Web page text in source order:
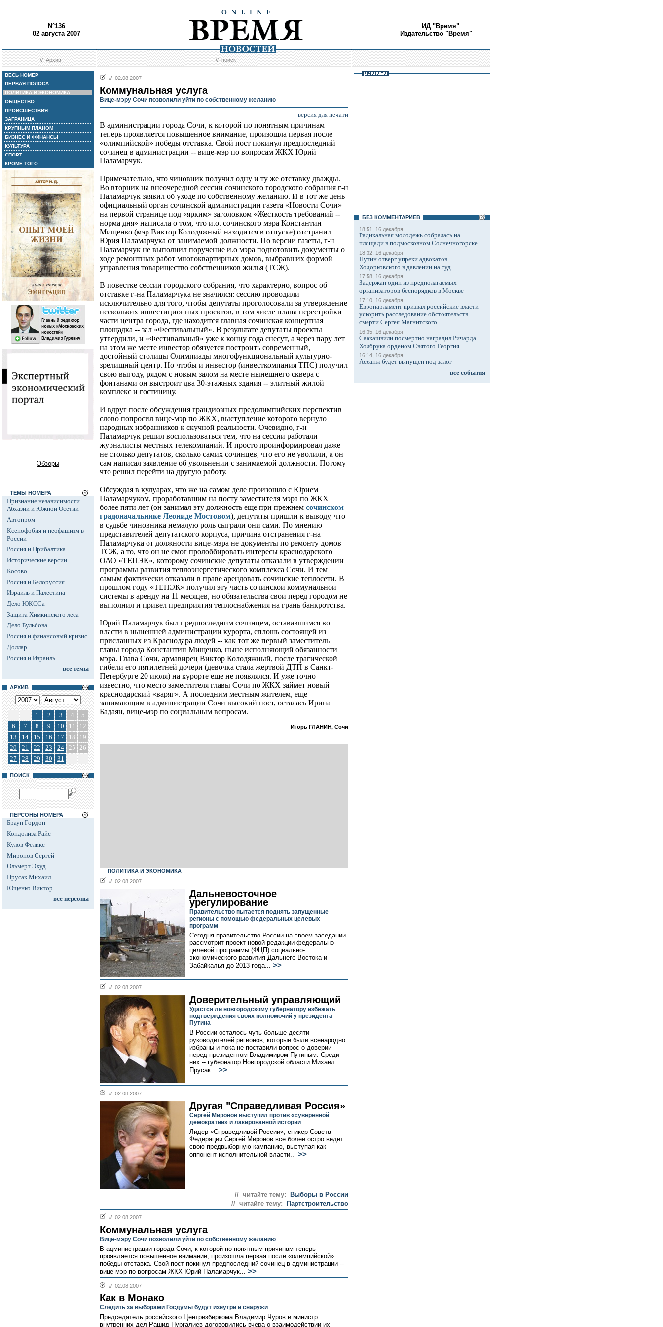
N°136
02 августа 2007
ИД "Время"
Издательство "Время"
//Архив //поиск
ВЕСЬ НОМЕР
ПЕРВАЯ ПОЛОСА
ПОЛИТИКА И ЭКОНОМИКА
ОБЩЕСТВО
ПРОИСШЕСТВИЯ
ЗАГРАНИЦА
КРУПНЫМ ПЛАНОМ
БИЗНЕС И ФИНАНСЫ
КУЛЬТУРА
СПОРТ
КРОМЕ ТОГО
Обзоры
ТЕМЫ НОМЕРА
Признание независимости
Абхазии и Южной Осетии
Автопром
Ксенофобия и неофашизм в
России
Россия и Прибалтика
Исторические версии
Косово
Россия и Белоруссия
Израиль и Палестина
Дело ЮКОСа
Защита Химкинского леса
Дело Бульбова
Россия и финансовый кризис
Доллар
Россия и Израиль
все темы
АРХИВ
1 2 3 4
5
6
7 8 9 10 11
12
13
14 15 16 17 18
19
20
21 22 23 24 25 26
27
28 29 30 31
ПОИСК
ПЕРСОНЫ НОМЕРА
Браун Гордон
Кондолиза Райс
Кулов Феликс
Миронов Сергей
Ольмерт Эхуд
Прусак Михаил
Ющенко Виктор
все персоны
// 02.08.2007
Коммунальная услуга
Вице-мэру Сочи позволили уйти по собственному желанию
версия для печати
В администрации города Сочи, к которой по понятным причинам
теперь проявляется повышенное внимание, произошла первая после
«олимпийской» победы отставка. Свой пост покинул предпоследний
сочинец в администрации -- вице-мэр по вопросам ЖКХ Юрий
Паламарчук.
Примечательно, что чиновник получил одну и ту же отставку дважды.
Во вторник на внеочередной сессии сочинского городского собрания г-н
Паламарчук заявил об уходе по собственному желанию. И в тот же день
официальный орган сочинской администрации газета «Новости Сочи»
на первой странице под «ярким» заголовком «Жесткость требований --
норма дня» написала о том, что и.о. сочинского мэра Константин
Мищенко (мэр Виктор Колодяжный находится в отпуске) отстранил
Юрия Паламарчука от занимаемой должности. По версии газеты, г-н
Паламарчук не выполнил поручение и.о мэра подготовить документы о
ходе ремонтных работ многоквартирных домов, выбравших формой
управления товарищество собственников жилья (ТСЖ).
В повестке сессии городского собрания, что характерно, вопрос об
отставке г-на Паламарчука не значился: сессию проводили
исключительно для того, чтобы депутаты проголосовали за утверждение
нескольких инвестиционных проектов, в том числе плана перестройки
части центра города, где находится главная сочинская концертная
площадка -- зал «Фестивальный». В результате депутаты проекты
утвердили, и «Фестивальный» уже к концу года снесут, а через пару лет
на этом же месте инвестор обязуется построить современный,
достойный столицы Олимпиады многофункциональный культурно-
зрелищный центр. Но чтобы и инвестор (инвесткомпания ТПС) получил
свою выгоду, рядом с новым залом на месте нынешнего сквера с
фонтанами он выстроит два 30-этажных здания -- элитный жилой
комплекс и гостиницу.
И вдруг после обсуждения грандиозных предолимпийских перспектив
слово попросил вице-мэр по ЖКХ, выступление которого вернуло
народных избранников к скучной реальности. Очевидно, г-н
Паламарчук решил воспользоваться тем, что на сессии работали
журналисты местных телекомпаний. И просто проинформировал даже
не столько депутатов, сколько самих сочинцев, что его не уволили, а он
сам написал заявление об увольнении с занимаемой должности. Потому
что решил перейти на другую работу.
Обсуждая в кулуарах, что же на самом деле произошло с Юрием
Паламарчуком, проработавшим на посту заместителя мэра по ЖКХ
более пяти лет (он занимал эту должность еще при прежнем сочинском
градоначальнике Леониде Мостовом), депутаты пришли к выводу, что
в судьбе чиновника немалую роль сыграли они сами. По мнению
представителей депутатского корпуса, причина отстранения г-на
Паламарчука от должности вице-мэра не документы по ремонту домов
ТСЖ, а то, что он не смог пролоббировать интересы краснодарского
ОАО «ТЕПЭК», которому сочинские депутаты отказали в утверждении
программы развития теплоэнергетического комплекса Сочи. И тем
самым фактически отказали в праве арендовать сочинские теплосети. В
прошлом году «ТЕПЭК» получил эту часть сочинской коммунальной
системы в аренду на 11 месяцев, но обязательства свои перед городом не
выполнил и привел предприятия теплоснабжения на грань банкротства.
Юрий Паламарчук был предпоследним сочинцем, остававшимся во
власти в нынешней администрации курорта, сплошь состоящей из
присланных из Краснодара людей -- как тот же первый заместитель
главы города Константин Мищенко, ныне исполняющий обязанности
мэра. Глава Сочи, армавирец Виктор Колодяжный, после трагической
гибели его пятилетней дочери (девочка стала жертвой ДТП в Санкт-
Петербурге 20 июля) на курорте еще не появлялся. И уже точно
известно, что место заместителя главы Сочи по ЖКХ займет новый
краснодарский «варяг». А последним местным жителем, еще
занимающим в администрации Сочи высокий пост, осталась Ирина
Бадаян, вице-мэр по социальным вопросам.
Игорь ГЛАНИН, Сочи
ПОЛИТИКА И ЭКОНОМИКА
// 02.08.2007
Дальневосточное
урегулирование
Правительство пытается поднять запущенные
регионы с помощью федеральных целевых
программ
Сегодня правительство России на своем заседании
рассмотрит проект новой редакции федерально-
целевой программы (ФЦП) социально-
экономического развития Дальнего Востока и
Забайкалья до 2013 года... >>
// 02.08.2007
Доверительный управляющий
Удастся ли новгородскому губернатору избежать
подтверждения своих полномочий у президента
Путина
В России осталось чуть больше десяти
руководителей регионов, которые были всенародно
избраны и пока не поставили вопрос о доверии
перед президентом Владимиром Путиным. Среди
них -- губернатор Новгородской области Михаил
Прусак... >>
// 02.08.2007
Другая "Справедливая Россия»
Сергей Миронов выступил против «суверенной
демократии» и лакированной истории
Лидер «Справедливой России», спикер Совета
Федерации Сергей Миронов все более остро ведет
свою предвыборную кампанию, выступая как
оппонент исполнительной власти... >>
// читайте тему:
Выборы в России
// читайте тему:
Партстроительство
// 02.08.2007
Коммунальная услуга
Вице-мэру Сочи позволили уйти по собственному желанию
В администрации города Сочи, к которой по понятным причинам теперь
проявляется повышенное внимание, произошла первая после «олимпийской»
победы отставка. Свой пост покинул предпоследний сочинец в администрации --
вице-мэр по вопросам ЖКХ Юрий Паламарчук... >>
// 02.08.2007
Как в Монако
Следить за выборами Госдумы будут изнутри и снаружи
Председатель российского Центризбиркома Владимир Чуров и министр
внутренних дел Рашид Нургалиев договорились вчера о взаимодействии их
БЕЗ КОМMЕНТАРИЕВ
18:51, 16 декабря
Радикальная молодежь собралась на
площади в подмосковном Солнечногорске
18:32, 16 декабря
Путин отверг упреки адвокатов
Ходорковского в давлении на суд
17:58, 16 декабря
Задержан один из предполагаемых
организаторов беспорядков в Москве
17:10, 16 декабря
Европарламент призвал российские власти
ускорить расследование обстоятельств
смерти Сергея Магнитского
16:35, 16 декабря
Саакашвили посмертно наградил Ричарда
Холбрука орденом Святого Георгия
16:14, 16 декабря
Ассанж будет выпущен под залог
все события